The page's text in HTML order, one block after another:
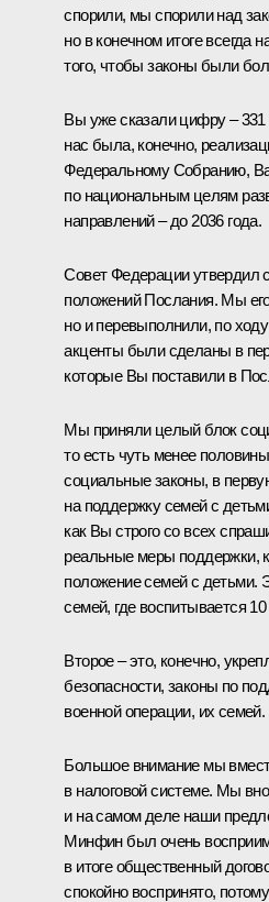
спорили, мы спорили над
но в конечном итоге всегда
того, чтобы законы были
Вы уже сказали цифру – 331
нас была, конечно,
Федеральному Собранию,
по национальным целям
направлений – до 2036 года.
Совет Федерации утвердил
положений Послания. Мы
но и перевыполнили, по
акценты были сделаны в
которые Вы поставили в
Мы приняли целый блок
то есть чуть менее
социальные законы, в
на поддержку семей с
как Вы строго со всех
реальные меры поддержки,
положение семей с детьми.
семей, где воспитывается
Второе – это, конечно,
безопасности, законы по
военной операции, их семей.
Большое внимание мы
в налоговой системе. Мы
и на самом деле наши
Минфин был очень
в итоге общественный
спокойно воспринято,